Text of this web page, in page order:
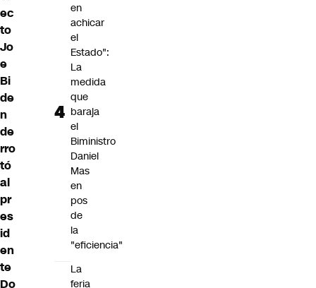
ec
to
Jo
e
Bi
de
n
de
rro
tó
al
pr
es
id
en
te
Do
en
achicar
el
Estado":
La
medida
que
baraja
el
Biministro
Daniel
Mas
en
pos
de
la
"eficiencia"
La
feria